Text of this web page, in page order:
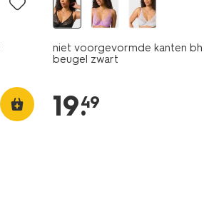
niet voorgevormde kanten
beugel zwart
19.
49